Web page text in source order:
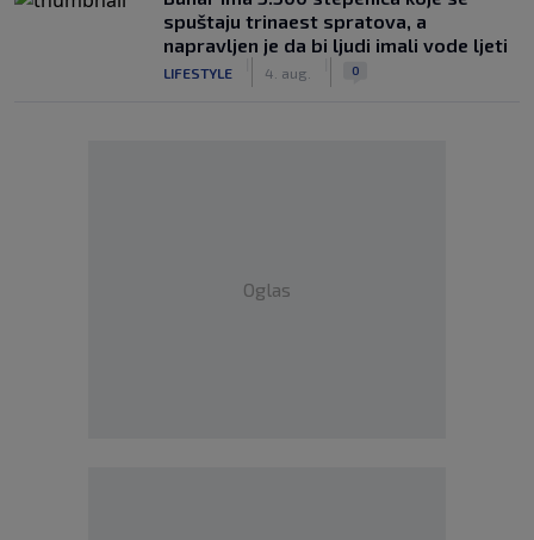
spuštaju trinaest spratova, a
napravljen je da bi ljudi imali vode ljeti
LIFESTYLE 4. aug. 0
Oglas